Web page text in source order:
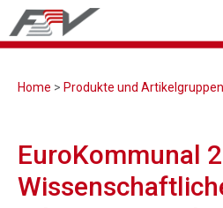
Home > Produkte und Artikelgruppen
EuroKommunal